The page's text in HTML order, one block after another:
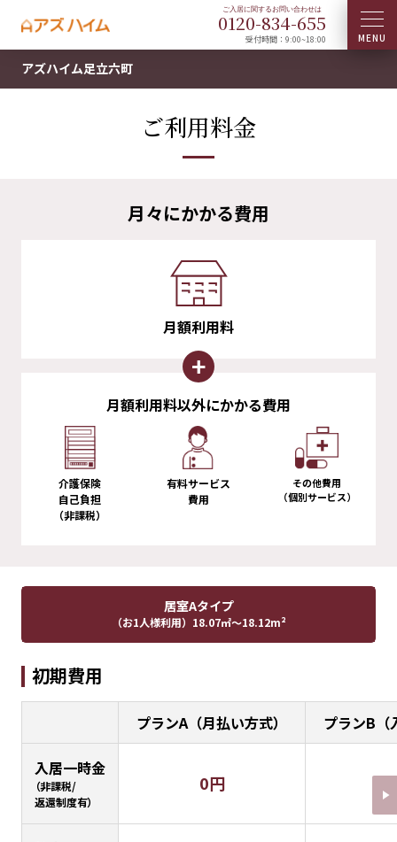
0120-834-655
受付時間：9:00~18:00
アズハイム足立六町
ご利用料金
月々にかかる費用
月額利用料
月額利用料以外にかかる費用
介護保険
自己負担
（非課税）
有料サービス
費用
その他費用
（個別サービス）
居室Aタイプ
（お1人様利用） 18.07㎡～18.12m²
初期費用
プランA（月払い方式） プランB（
入居一時金
（非課税/
返還制度有）
0円